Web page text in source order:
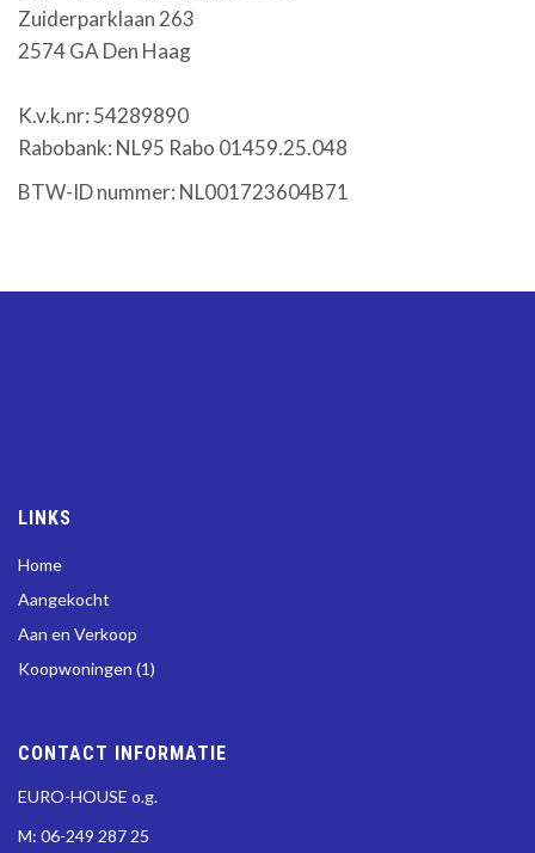
Zuiderparklaan 263
2574 GA Den Haag
K.v.k.nr: 54289890
Rabobank: NL95 Rabo 01459.25.048
BTW-ID nummer: NL001723604B71
LINKS
Home
Aangekocht
Aan en Verkoop
Koopwoningen (1)
CONTACT INFORMATIE
EURO-HOUSE o.g.
M: 06-249 287 25